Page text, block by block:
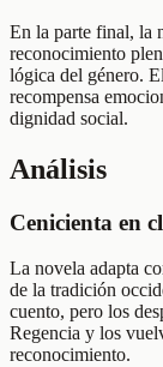
En la parte final, la
reconocimiento
lógica del género.
recompensa
dignidad social.
Análisis
Cenicienta en
La novela adapta
de la tradición
cuento, pero los
Regencia y los
reconocimiento.